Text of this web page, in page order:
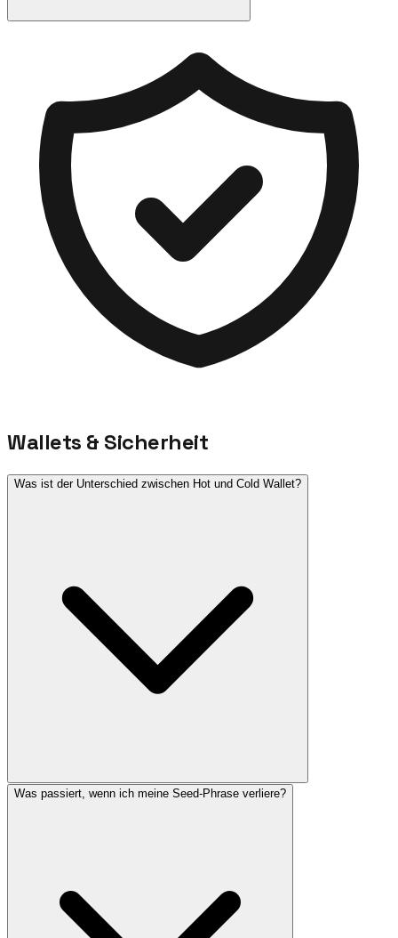
Wallets & Sicherheit
Was ist der Unterschied zwischen Hot und Cold Wallet?
Was passiert, wenn ich meine Seed-Phrase verliere?